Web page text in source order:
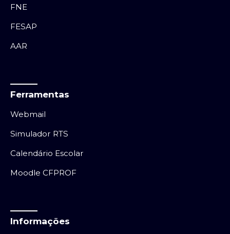
FNE
FESAP
AAR
Ferramentas
Webmail
Simulador RTS
Calendário Escolar
Moodle CFPROF
Informações